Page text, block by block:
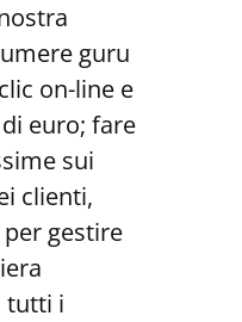
guru
on-line e
euro; fare
sui
clienti,
gestire
tutti i